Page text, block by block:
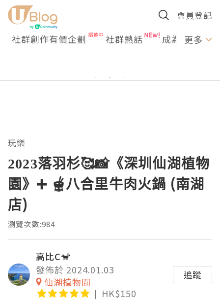
會員登記
社群創作有價企劃 社群熱話 成為U更多
玩樂
2023落羽杉🥰📸《深圳仙湖植物
園》➕️ 🫕八合里牛肉火鍋 (南湖
店)
瀏覽次數:984
高比C🐒
發佈於 2024.01.03
仙湖植物園
HK$150
追蹤